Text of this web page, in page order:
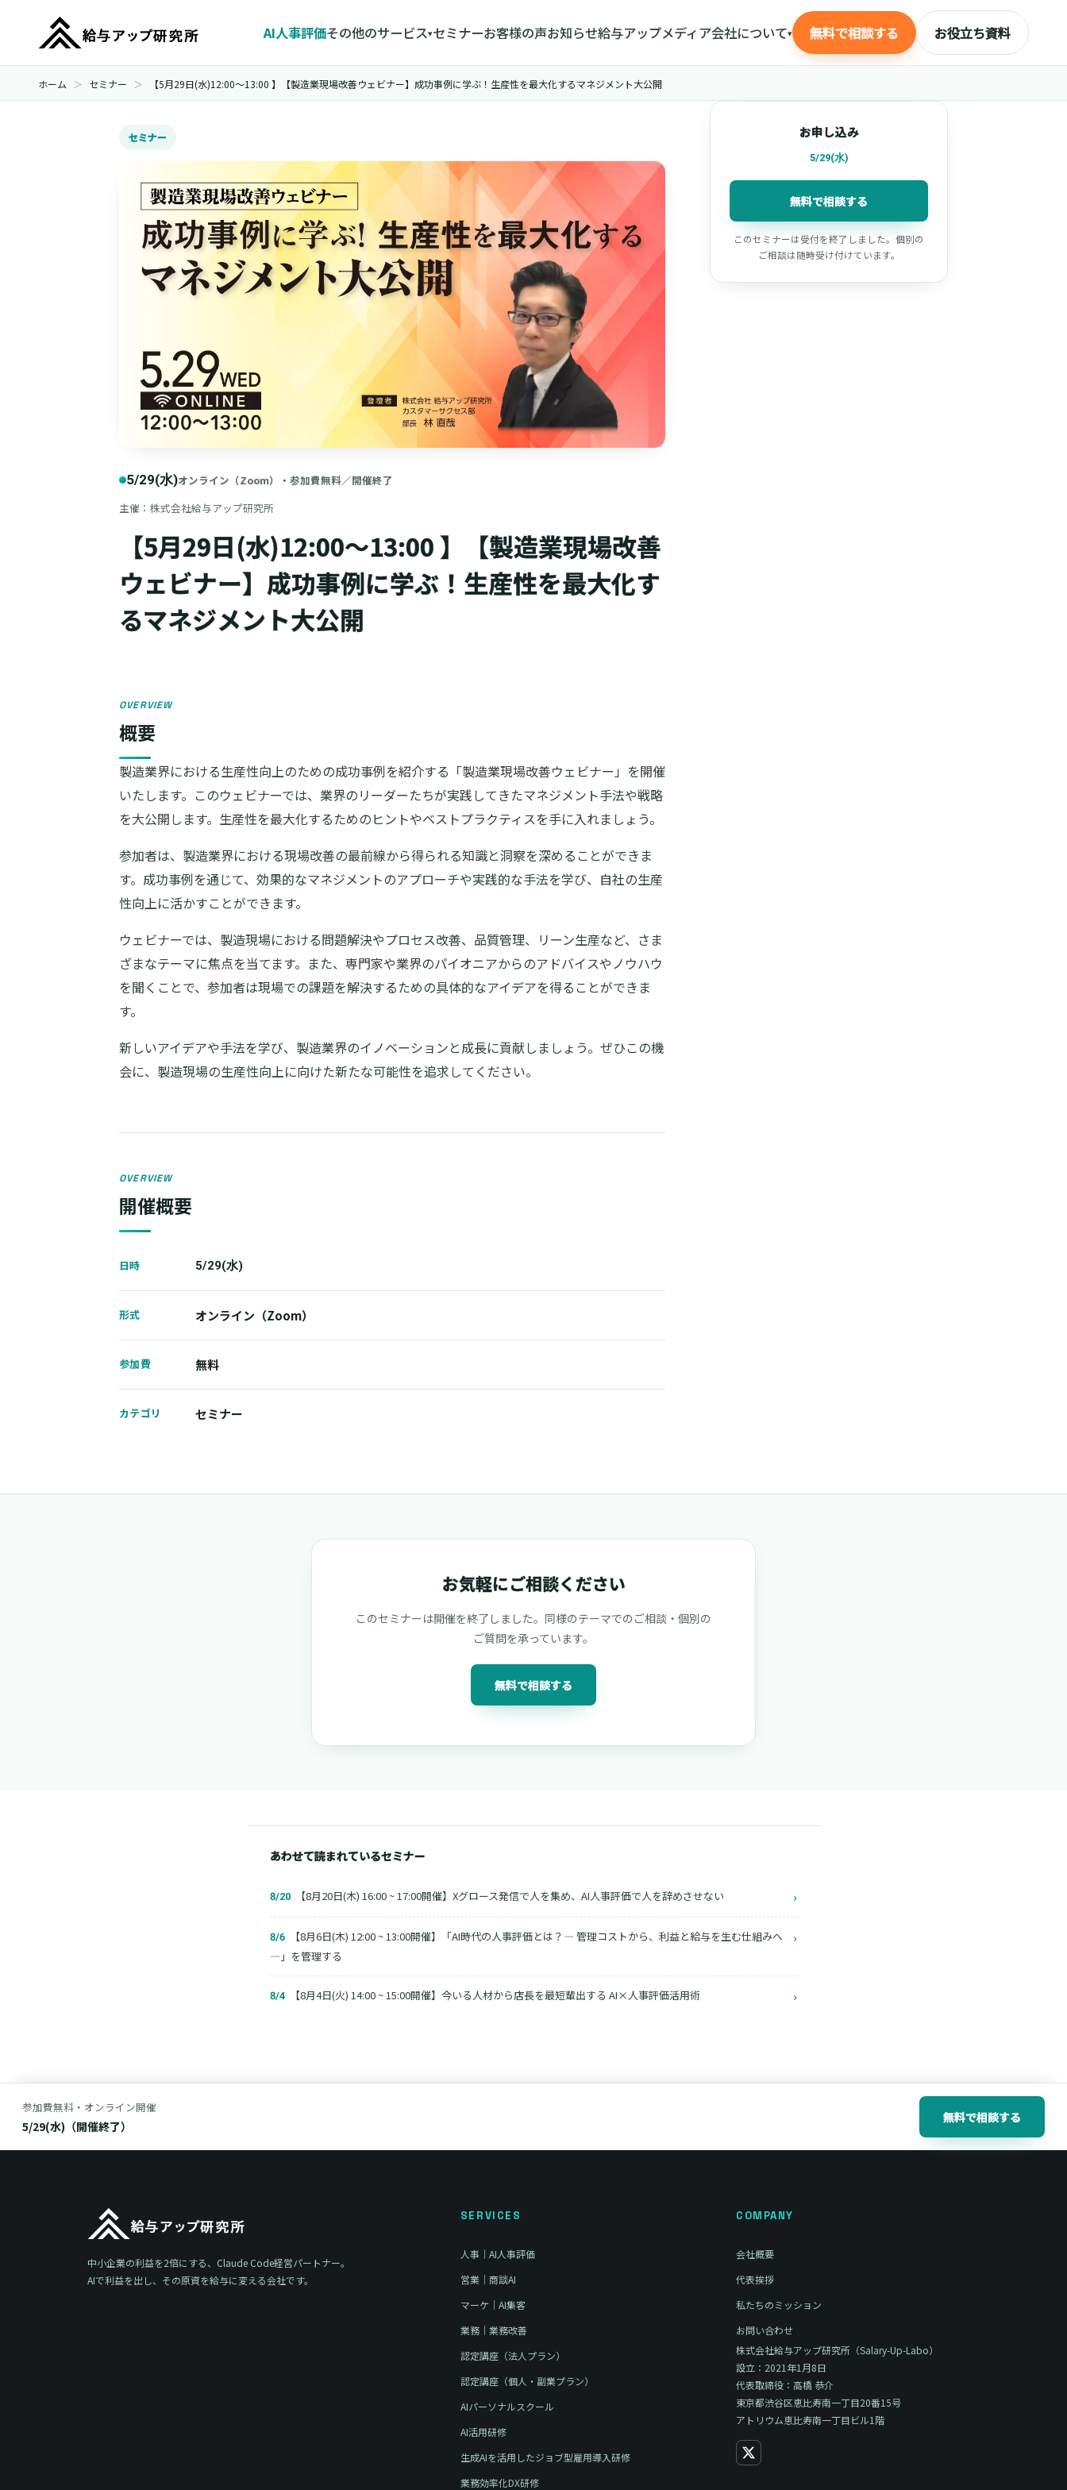
AI人事評価その他のサービス▾セミナーお客様の声お知らせ給与アップメディア会社について▾ 無料で相談する お役立ち資料
ホーム セミナー 【5月29日(水)12:00～13:00 】【製造業現場改善ウェビナー】成功事例に学ぶ！生産性を最大化するマネジメント大公開
セミナー
5/29(水)オンライン（Zoom）・参加費無料／開催終了
主催：株式会社給与アップ研究所
【5月29日(水)12:00～13:00 】【製造業現場改善
ウェビナー】成功事例に学ぶ！生産性を最大化す
るマネジメント大公開
OVERVIEW
概要
製造業界における生産性向上のための成功事例を紹介する「製造業現場改善ウェビナー」を開催
いたします。このウェビナーでは、業界のリーダーたちが実践してきたマネジメント手法や戦略
を大公開します。生産性を最大化するためのヒントやベストプラクティスを手に入れましょう。
参加者は、製造業界における現場改善の最前線から得られる知識と洞察を深めることができま
す。成功事例を通じて、効果的なマネジメントのアプローチや実践的な手法を学び、自社の生産
性向上に活かすことができます。
ウェビナーでは、製造現場における問題解決やプロセス改善、品質管理、リーン生産など、さま
ざまなテーマに焦点を当てます。また、専門家や業界のパイオニアからのアドバイスやノウハウ
を聞くことで、参加者は現場での課題を解決するための具体的なアイデアを得ることができま
す。
新しいアイデアや手法を学び、製造業界のイノベーションと成長に貢献しましょう。ぜひこの機
会に、製造現場の生産性向上に向けた新たな可能性を追求してください。
OVERVIEW
開催概要
日時 5/29(水)
形式 オンライン（Zoom）
参加費 無料
カテゴリ セミナー
お申し込み
5/29(水)
無料で相談する
このセミナーは受付を終了しました。個別の
ご相談は随時受け付けています。
お気軽にご相談ください
このセミナーは開催を終了しました。同様のテーマでのご相談・個別の
ご質問を承っています。
無料で相談する
あわせて読まれているセミナー
8/20 【8月20日(木) 16:00 ~ 17:00開催】Xグロース発信で人を集め、AI人事評価で人を辞めさせない ›
8/6
【8月6日(木) 12:00 ~ 13:00開催】「AI時代の人事評価とは？― 管理コストから、利益と給与を生む仕組みへ
―」を管理する
›
8/4 【8月4日(火) 14:00 ~ 15:00開催】今いる人材から店長を最短輩出する AI×人事評価活用術 ›
参加費無料・オンライン開催
5/29(水)（開催終了）
無料で相談する
中小企業の利益を2倍にする、Claude Code経営パートナー。
AIで利益を出し、その原資を給与に変える会社です。
SERVICES
人事｜AI人事評価
営業｜商談AI
マーケ｜AI集客
業務｜業務改善
認定講座（法人プラン）
認定講座（個人・副業プラン）
AIパーソナルスクール
AI活用研修
生成AIを活用したジョブ型雇用導入研修
業務効率化DX研修
COMPANY
会社概要
代表挨拶
私たちのミッション
お問い合わせ
株式会社給与アップ研究所（Salary-Up-Labo）
設立：2021年1月8日
代表取締役：高橋 恭介
東京都渋谷区恵比寿南一丁目20番15号
アトリウム恵比寿南一丁目ビル1階